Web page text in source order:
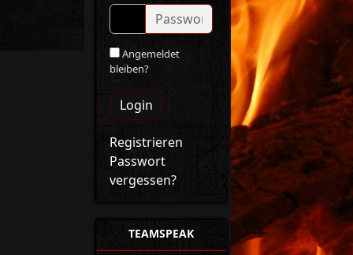
Angemeldet
bleiben?
Login
Registrieren
Passwort
vergessen?
TEAMSPEAK